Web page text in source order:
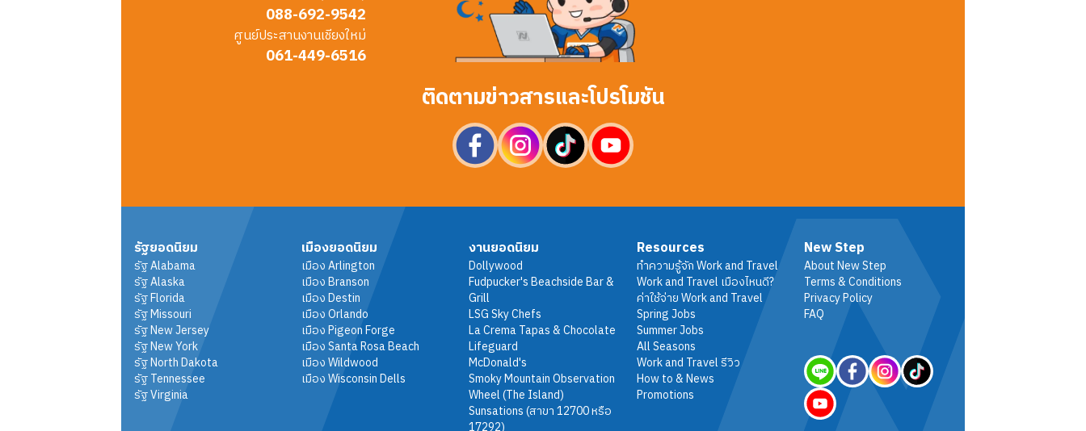
088-692-9542
ศูนย์ประสานงานเชียงใหม่
061-449-6516
ติดตามข่าวสารและโปรโมชัน
รัฐยอดนิยม
รัฐAlabama
รัฐAlaska
รัฐFlorida
รัฐMissouri
รัฐNew Jersey
รัฐNew York
รัฐNorth Dakota
รัฐTennessee
รัฐVirginia
เมืองยอดนิยม
เมืองArlington
เมืองBranson
เมืองDestin
เมืองOrlando
เมืองPigeon Forge
เมืองSanta Rosa Beach
เมืองWildwood
เมืองWisconsin Dells
งานยอดนิยม
Dollywood
Fudpucker's Beachside Bar &
Grill
LSG Sky Chefs
La Crema Tapas & Chocolate
Lifeguard
McDonald's
Smoky Mountain Observation
Wheel (The Island)
Sunsations (สาขา 12700 หรือ
Resources
ทำความรู้จัก Work and Travel
Work and Travel เมืองไหนดี?
ค่าใช้จ่าย Work and Travel
Spring Jobs
Summer Jobs
All Seasons
Work and Travel รีวิว
How to & News
Promotions
New Step
About New Step
Terms & Conditions
Privacy Policy
FAQ